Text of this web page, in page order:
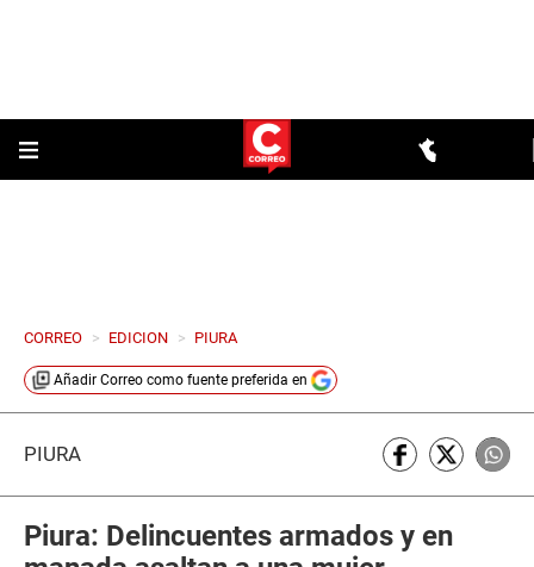
CORREO > EDICION > PIURA
Añadir Correo como fuente preferida en
PIURA
Piura: Delincuentes armados y en